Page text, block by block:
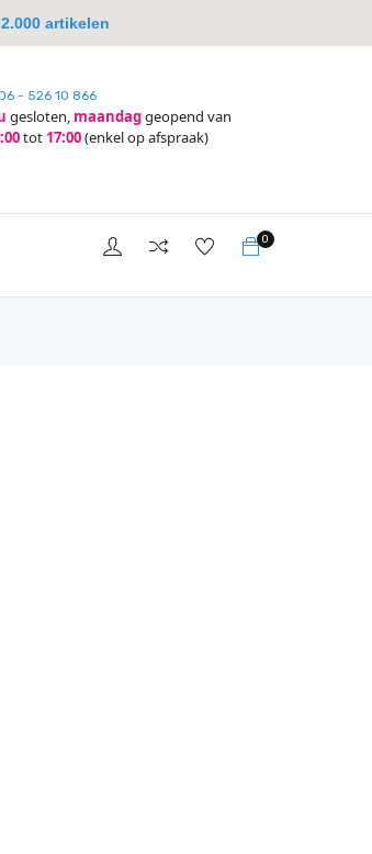
- 526 10 866
gesloten, maandaggeopend van
tot 17:00(enkel op afspraak)
0
artikelen